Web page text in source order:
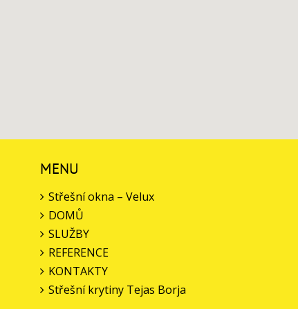
MENU
Střešní okna – Velux
DOMŮ
SLUŽBY
REFERENCE
KONTAKTY
Střešní krytiny Tejas Borja